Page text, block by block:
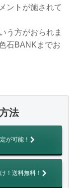
ントが施されて
う方がおられま
石BANKまでお
法
が可能！
！送料無料！